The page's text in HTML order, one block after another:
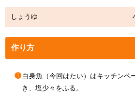
しょうゆ 小さ
作り方
❶ 白身魚（今回はたい）はキッチンペ
き、塩少々をふる。